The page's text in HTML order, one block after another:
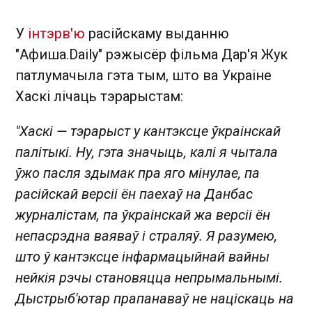
У інтэрв'ю расійскаму выданню
"Афиша.Daily" рэжысёр фільма Дар'я Жук
патлумачыла гэта тым, што ва Украіне
Хаскі лічаць тэрарыстам:
"Хаскі — тэрарыст у кантэксце ўкраінскай
палітыкі. Ну, гэта значыць, калі я чытала
ўжо пасля здымак пра яго мінулае, па
расійскай версіі ён паехаў на Данбас
журналістам, па ўкраінскай жа версіі ён
непасрэдна ваяваў і страляў. Я разумею,
што ў кантэксце інфармацыйнай вайны
нейкія рэчы становяцца непрымальнымі.
Дыстрыб'ютар прапанаваў не націскаць на